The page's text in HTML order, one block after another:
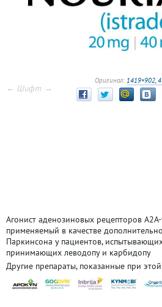
Оригинал: 1419×902,
← Шифт →
Агонист аденозиновых рецепторов A2А-
применяемый в качестве
Паркинсона у пациентов,
принимающих леводопу и карбидопу
Другие препараты, показанные при